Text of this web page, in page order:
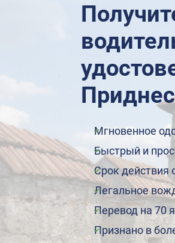
Мгновенное
Быстрый и
Срок действия
Легальное
Перевод на 70
Признано в